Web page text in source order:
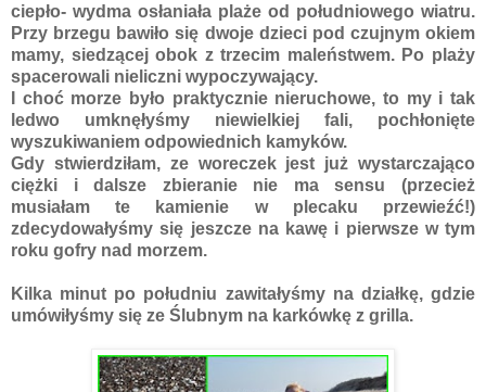
ciepło- wydma osłaniała plaże od południowego wiatru.
Przy brzegu bawiło się dwoje dzieci pod czujnym okiem
mamy, siedzącej obok z trzecim maleństwem. Po plaży
spacerowali nieliczni wypoczywający.
I choć morze było praktycznie nieruchowe, to my i tak
ledwo umknęłyśmy niewielkiej fali, pochłonięte
wyszukiwaniem odpowiednich kamyków.
Gdy stwierdziłam, ze woreczek jest już wystarczająco
ciężki i dalsze zbieranie nie ma sensu (przecież
musiałam te kamienie w plecaku przewieźć!)
zdecydowałyśmy się jeszcze na kawę i pierwsze w tym
roku gofry nad morzem.
Kilka minut po południu zawitałyśmy na działkę, gdzie
umówiłyśmy się ze Ślubnym na karkówkę z grilla.